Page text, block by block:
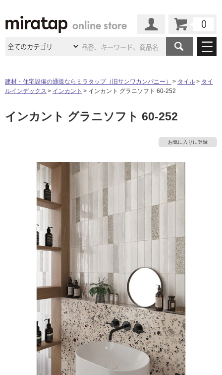
商品カテゴリ
キッチン 浴室（風呂・
トイレ
エクステリア（外構）
ウッドデッキ フローリング・床材
インテリア・
ペット用品
内装用建材 パネル・壁材
ロートアイアン 天然石・石材
メンテナンス・施工材 新商品
施工事例
施工事例 法人案件納入事例
インタビュー
店舗・施設事例
ショールーム
ショールーム
ショールーム 仙台 ショールーム
名古屋ショールーム ショールーム
ショールーム 札幌スマート
横浜スマート
ショールー
ウェルビーみのおHDC
サポート
ご利用ガイド 初めての方へ
よくある質問 お問い合わせ
修理お問い合わせ クレーム公開
説明書・図面検索 水まわり 3年保証
お役立ち情報 住まいの
スタイリング
アイデア
ミラタップ
チャンネル
オンライン相談
その他サービス
ミラタップと
創る家
ASOLIE
工事会社紹介Coziコンシ
ェルジュ
自分らしい家づくり
SUVACO
最高のリノベ会社が
かる
建材・住宅設備の通販ならミラタップ（旧サンワカンパニー） タイル
タイ
ルインデックス
インカント インカント グラニソフト 60-252
インカント グラニソフト 60-252
お気に入りに登録